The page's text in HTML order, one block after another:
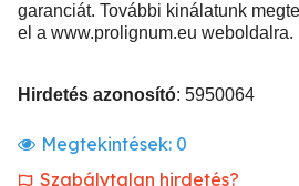
garanciát. További kinálatunk
el a www.prolignum.eu weboldalra.
Hirdetés azonosító: 5950064
Megtekintések: 0
Szabálytalan hirdetés?